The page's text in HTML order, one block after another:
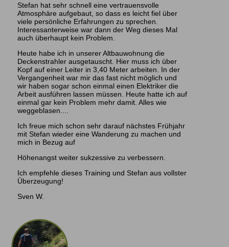
Stefan hat sehr schnell eine vertrauensvolle
Atmosphäre aufgebaut, so dass es leicht fiel über
viele persönliche Erfahrungen zu sprechen.
Interessanterweise war dann der Weg dieses Mal
auch überhaupt kein Problem.
Heute habe ich in unserer Altbauwohnung die
Deckenstrahler ausgetauscht. Hier muss ich über
Kopf auf einer Leiter in 3,40 Meter arbeiten. In der
Vergangenheit war mir das fast nicht möglich und
wir haben sogar schon einmal einen Elektriker die
Arbeit ausführen lassen müssen. Heute hatte ich auf
einmal gar kein Problem mehr damit. Alles wie
weggeblasen....
Ich freue mich schon sehr darauf nächstes Frühjahr
mit Stefan wieder eine Wanderung zu machen und
mich in Bezug auf
Höhenangst weiter sukzessive zu verbessern.
Ich empfehle dieses Training und Stefan aus vollster
Überzeugung!
Sven W.